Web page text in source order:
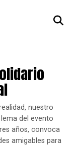
nuestro
del evento
años, convoca
amigables para